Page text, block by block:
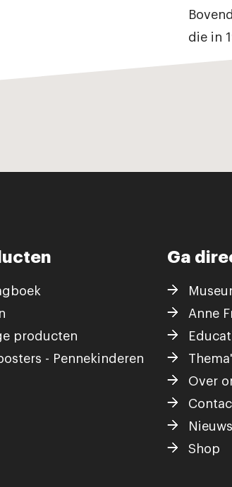
die in
producten
- Pennekinderen
Ga
Anne
Over
Shop